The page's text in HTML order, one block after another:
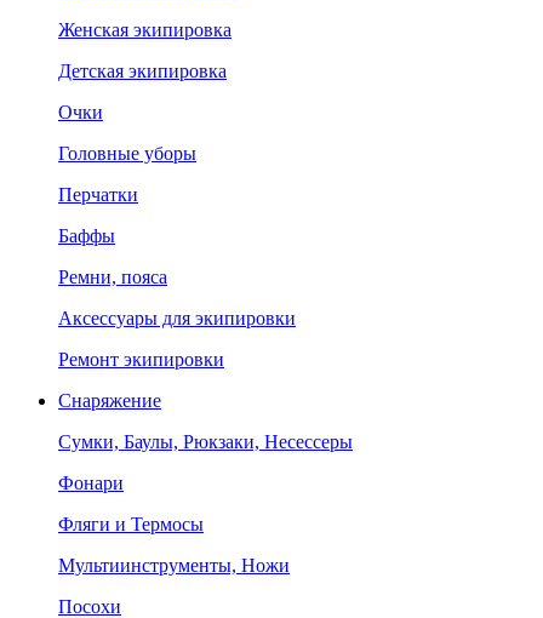
Женская экипировка
Детская экипировка
Очки
Головные уборы
Перчатки
Баффы
Ремни, пояса
Аксессуары для экипировки
Ремонт экипировки
Снаряжение
Сумки, Баулы, Рюкзаки, Несессеры
Фонари
Фляги и Термосы
Мультиинструменты, Ножи
Посохи